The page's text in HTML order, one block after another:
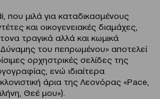
που μιλά για καταδικασμένους
και οικογενειακές διαμάχες,
τραγικά αλλά και κωμικά
του πεπρωμένου» αποτελεί
ορχηστρικές σελίδες της
ενώ ιδιαίτερα
άρια της Λεονόρας «Pace,
Θεέ μου»).